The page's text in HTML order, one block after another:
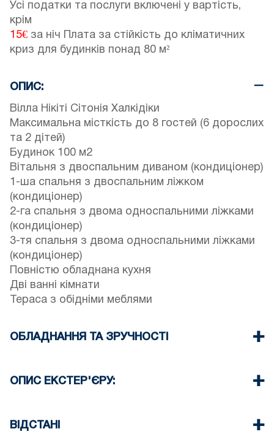
Усі податки та послуги включені у вартість,
крім
15€ за ніч Плата за стійкість до кліматичних
криз для будинків понад 80 м²
ОПИС:
Вілла Нікіті Сітонія Халкідіки
Максимальна місткість до 8 гостей (6 дорослих
та 2 дітей)
Будинок 100 м2
Вітальня з двоспальним диваном (кондиціонер)
1-ша спальня з двоспальним ліжком
(кондиціонер)
2-га спальня з двома односпальними ліжками
(кондиціонер)
3-тя спальня з двома односпальними ліжками
(кондиціонер)
Повністю обладнана кухня
Дві ванні кімнати
Тераса з обідніми меблями
ОБЛАДНАННЯ ТА ЗРУЧНОСТІ
Чотири кондиціонери
Пральна машина
Праска і прасувальна дошка
ОПИС ЕКСТЕР'ЄРУ:
Є місце для паркування на вулиці навколо
будинку (іноді місця не вистачає)
ВІДСТАНІ